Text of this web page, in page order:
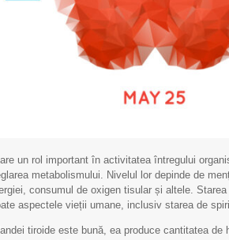
un rol important în activitatea întregului
metabolismului. Nivelul lor depinde de
consumul de oxigen tisular și altele.
aspectele vieții umane, inclusiv starea de
tiroide este bună, ea produce cantitatea de